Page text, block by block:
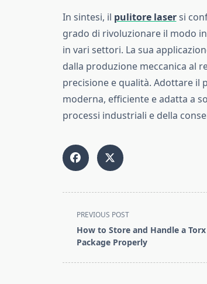
In sintesi, il pulitore lasersi
grado di rivoluzionare il modo
in vari settori. La sua
dalla produzione meccanica al
precisione e qualità. Adottare il
moderna, efficiente e adatta a
processi industriali e della
<span
class="nav-
subtitle
PREVIOUS POST
How to Store and Handle‍ a Torx
P⁠ackage​ Pro‌perly